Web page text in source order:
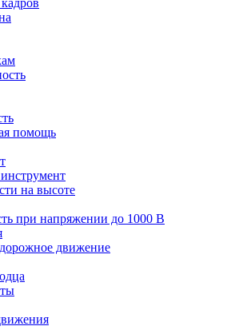
помощь
на высоте
при напряжении до 1000 В
движение